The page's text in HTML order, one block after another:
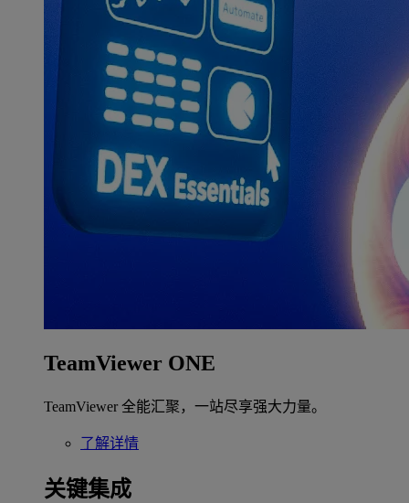
TeamViewer ONE
TeamViewer 全能汇聚，一站尽享强大力量。
了解详情
关键集成